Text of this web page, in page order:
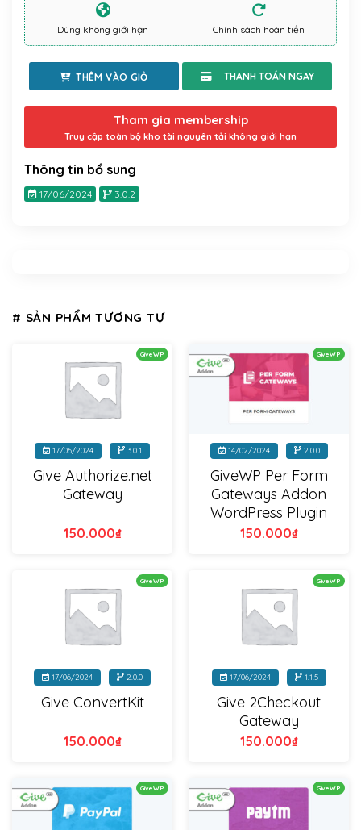
Dùng không giới hạn Chính sách hoàn tiền
THÊM VÀO GIỎ
Tham gia membership
Truy cập toàn bộ kho tài nguyên tải không giới hạn
Thông tin bổ sung
17/06/2024 3.0.2
# SẢN PHẨM TƯƠNG TỰ
GiveWP
17/06/2024 3.0.1
Give Authorize.net
Gateway
150.000₫
GiveWP
14/02/2024 2.0.0
GiveWP Per Form
Gateways Addon
WordPress Plugin
150.000₫
GiveWP
17/06/2024 2.0.0
Give ConvertKit
150.000₫
GiveWP
17/06/2024 1.1.5
Give 2Checkout
Gateway
150.000₫
GiveWP GiveWP